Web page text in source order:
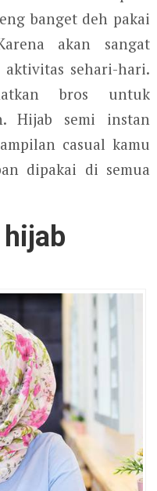
banget deh pakai
akan sangat
aktivitas sehari-hari.
bros untuk
Hijab semi instan
casual kamu
dipakai di semua